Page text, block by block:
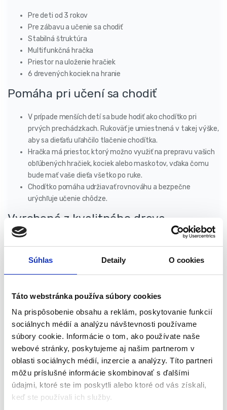
Súhlas Detaily O cookies
Táto webstránka používa súbory cookies
Na prispôsobenie obsahu a reklám, poskytovanie funkcií
sociálnych médií a analýzu návštevnosti používame
súbory cookie. Informácie o tom, ako používate naše
webové stránky, poskytujeme aj našim partnerom v
oblasti sociálnych médií, inzercie a analýzy. Títo partneri
môžu príslušné informácie skombinovať s ďalšími
údajmi, ktoré ste im poskytli alebo ktoré od vás získali,
keď ste používali ich služby.
Pre deti od 3 rokov
Pre zábavu a učenie sa chodiť
Stabilná štruktúra
Multifunkčná hračka
Priestor na uloženie hračiek
6 drevených kociek na hranie
Pomáha pri učení sa chodiť
V prípade menších detí sa bude hodiť ako chodítko pri
prvých prechádzkach. Rukoväť je umiestnená v takej výške,
aby sa dieťaťu uľahčilo tlačenie chodítka.
Hračka má priestor, ktorý možno využiť na prepravu vašich
obľúbených hračiek, kociek alebo maskotov, vďaka čomu
bude mať vaše dieťa všetko po ruke.
Chodítko pomáha udržiavať rovnováhu a bezpečne
urýchľuje učenie chôdze.
Vyrobené z kvalitného dreva
Hračka je navrhnutá tak, aby bola bez ostrých hrán alebo
nebezpečných prvkov, čo potvrdzuje certifikácia produktu.
v každej domácnosti.
Pre najmenších
Túžbou každého rodiča je, aby sa jeho dieťa vyvíjalo
primeraným, vyváženým spôsobom.
Ideálnou voľbou môže byť takzvané vzdelávacie chodítko –
veľmi praktická hračka, vďaka ktorej sa naše dieťa učí
chodiť. Rozvíja aj motoriku dieťaťa, pretože každá strana
chodítka má úplne inú funkčnosť.